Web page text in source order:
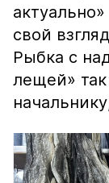
свой
Рыбка с
лещей» так